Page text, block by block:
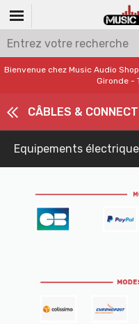
Bienvenue chez Music Audio
Gironde -
CÂBLES &
Equipements